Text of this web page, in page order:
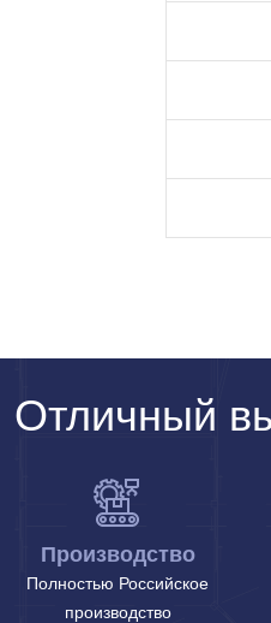
Отличный
Производство
Полностью Российское
производство